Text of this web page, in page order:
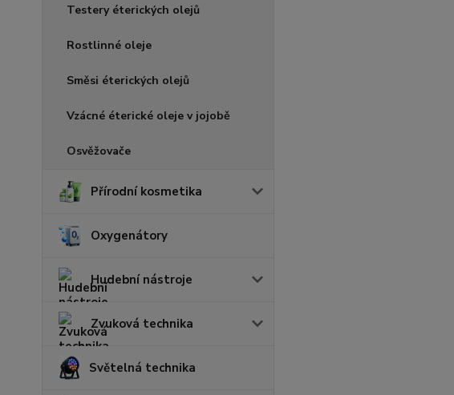
Testery éterických olejů
Rostlinné oleje
Směsi éterických olejů
Vzácné éterické oleje v jojobě
Osvěžovače
Přírodní kosmetika
Oxygenátory
Hudební nástroje
Zvuková technika
Světelná technika